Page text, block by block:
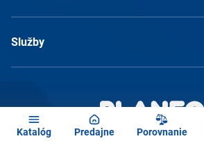
Katalóg Predajne Porovnanie
Služby